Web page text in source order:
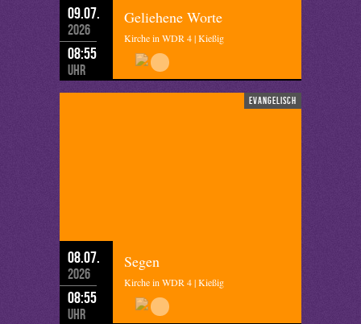
09.07.
2026
08:55
Uhr
Geliehene Worte
Kirche in WDR 4 | Kießig
evangelisch
08.07.
2026
08:55
Uhr
Segen
Kirche in WDR 4 | Kießig